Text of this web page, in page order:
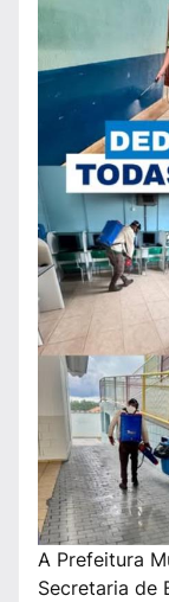
A Prefeitura
Secretaria de